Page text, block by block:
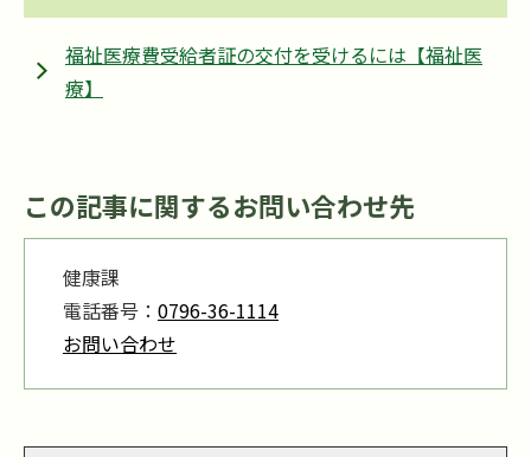
福祉医療費受給者証の交付を受けるには【福祉医
療】
この記事に関するお問い合わせ先
健康課
電話番号： 0796-36-1114
お問い合わせ